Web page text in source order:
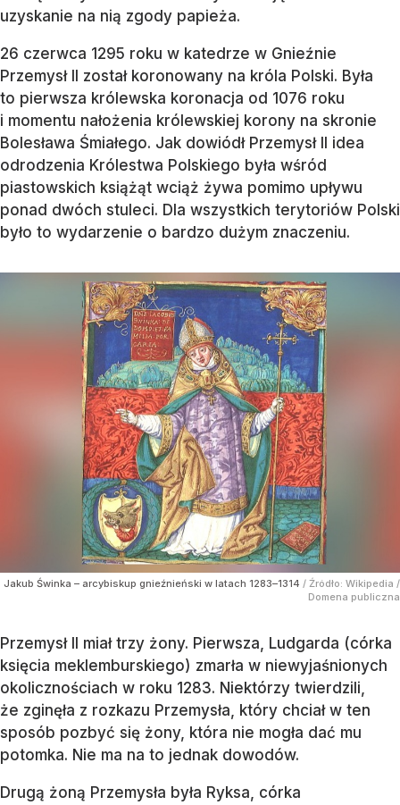
uzyskanie na nią zgody papieża.
26 czerwca 1295 roku w katedrze w Gnieźnie
Przemysł II został koronowany na króla Polski. Była
to pierwsza królewska koronacja od 1076 roku
i momentu nałożenia królewskiej korony na skronie
Bolesława Śmiałego. Jak dowiódł Przemysł II idea
odrodzenia Królestwa Polskiego była wśród
piastowskich książąt wciąż żywa pomimo upływu
ponad dwóch stuleci. Dla wszystkich terytoriów Polski
było to wydarzenie o bardzo dużym znaczeniu.
Jakub Świnka – arcybiskup gnieźnieński w latach 1283–1314 / Źródło: Wikipedia /
Domena publiczna
Przemysł II miał trzy żony. Pierwsza, Ludgarda (córka
księcia meklemburskiego) zmarła w niewyjaśnionych
okolicznościach w roku 1283. Niektórzy twierdzili,
że zginęła z rozkazu Przemysła, który chciał w ten
sposób pozbyć się żony, która nie mogła dać mu
potomka. Nie ma na to jednak dowodów.
Drugą żoną Przemysła była Ryksa, córka